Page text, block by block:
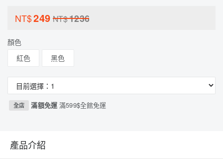
NT$249 NT$1236
顏色
紅色
黑色
全店 滿額免運滿599$全館免運
產品介紹